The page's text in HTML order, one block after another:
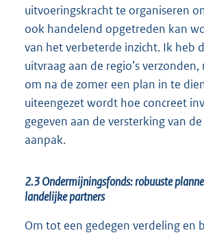
uitvoeringskracht te organiseren
ook handelend opgetreden kan
van het verbeterde inzicht. Ik heb
uitvraag aan de regio’s
om na de zomer een plan in te
uiteengezet wordt hoe concreet
gegeven aan de versterking van
aanpak.
2.3 Ondermijningsfonds: robuuste
landelijke partners
Om tot een gedegen verdeling en